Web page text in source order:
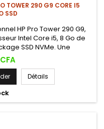
TOWER 290 G9 CORE I5
SSD
HP Pro Tower 290 G9,
Intel Core i5, 8 Go de
SSD NVMe. Une
conçue pour les
les usages bureautiques
Détails